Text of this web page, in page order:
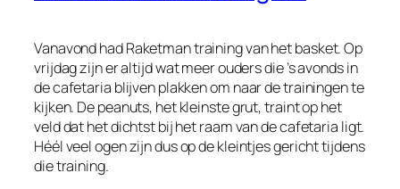
Vanavond had Raketman training van het basket. Op
vrijdag zijn er altijd wat meer ouders die ’s avonds in
de cafetaria blijven plakken om naar de trainingen te
kijken. De peanuts, het kleinste grut, traint op het
veld dat het dichtst bij het raam van de cafetaria ligt.
Héél veel ogen zijn dus op de kleintjes gericht tijdens
die training.